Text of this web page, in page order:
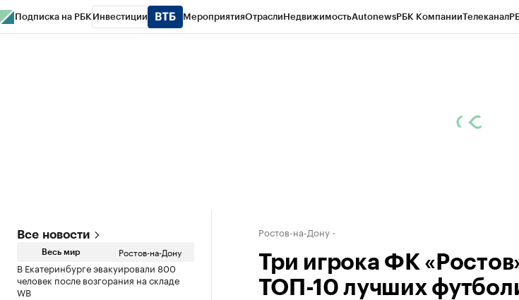
Подписка на РБК Инвестиции МероприятияОтраслиНедвижимостьAutonewsРБК КомпанииТелеканал
Все новости
Весь мир Ростов-на-Дону
В Екатеринбурге эвакуировали 800
человек после возгорания на складе
WB
Ростов-на-Дону
Три игрока ФК
ТОП-10 лучших